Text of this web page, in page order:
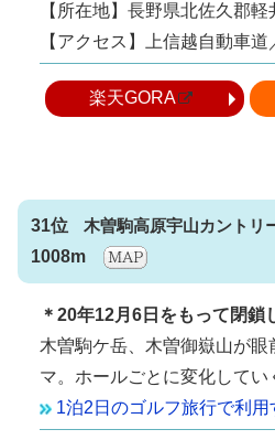
【所在地】長野県北佐久郡
【アクセス】上信越自動車
楽天GORA
31位 木曽駒高原宇山カントリ
1008m
＊20年12月6日をもって閉鎖
木曽駒ケ岳、木曽御嶽山が眼
マ。ホールごとに変化してい
1泊2日のゴルフ旅行で利用